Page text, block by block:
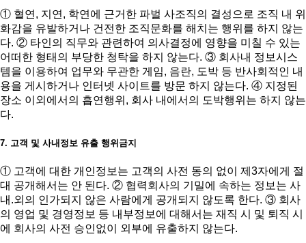
① 혈연, 지연, 학연에 근거한 파벌 사조직의 결성으로 조직 내 위
화감을 유발하거나 건전한 조직문화를 해치는 행위를 하지 않는
다. ② 타인의 직무와 관련하여 의사결정에 영향을 미칠 수 있는
어떠한 형태의 부당한 청탁을 하지 않는다. ③ 회사내 정보시스
템을 이용하여 업무와 무관한 게임, 음란, 도박 등 반사회적인 내
용을 게시하거나 인터넷 사이트를 방문 하지 않는다. ④ 지정된
장소 이외에서의 흡연행위, 회사 내에서의 도박행위는 하지 않는
다.
7. 고객 및 사내정보 유출 행위금지
① 고객에 대한 개인정보는 고객의 사전 동의 없이 제3자에게 절
대 공개해서는 안 된다. ② 협력회사의 기밀에 속하는 정보는 사
내.외의 인가되지 않은 사람에게 공개되지 않도록 한다. ③ 회사
의 영업 및 경영정보 등 내부정보에 대해서는 재직 시 및 퇴직 시
에 회사의 사전 승인없이 외부에 유출하지 않는다.